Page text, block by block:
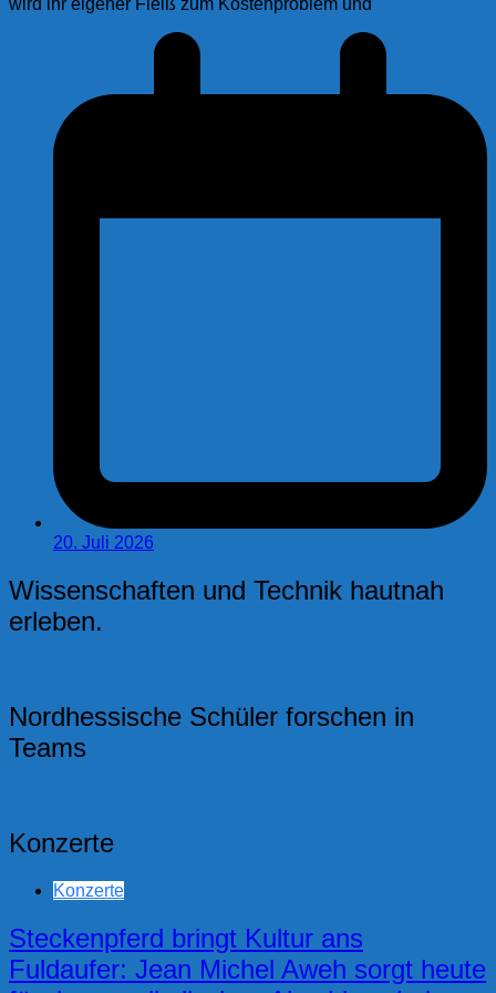
wird ihr eigener Fleiß zum Kostenproblem und
20. Juli 2026
Wissenschaften und Technik hautnah
erleben.
Nordhessische Schüler forschen in
Teams
Konzerte
Konzerte
Steckenpferd bringt Kultur ans
Fuldaufer: Jean Michel Aweh sorgt heute